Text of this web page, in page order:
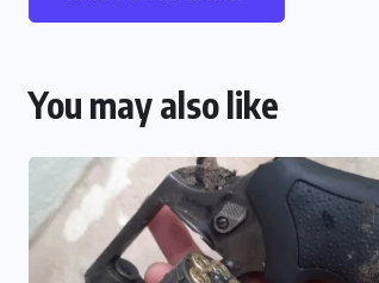
You may also like